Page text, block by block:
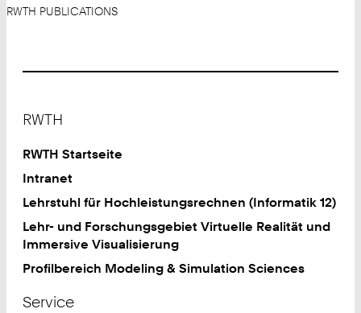
RWTH PUBLICATIONS
RWTH
RWTH Startseite
Intranet
Lehrstuhl für Hochleistungsrechnen (Informatik 12)
Lehr- und Forschungsgebiet Virtuelle Realität und
Immersive Visualisierung
Profilbereich Modeling & Simulation Sciences
Service